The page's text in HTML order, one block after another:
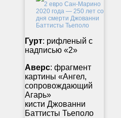
Гурт: рифленый с
надписью «2»
Аверс: фрагмент
картины «Ангел,
сопровождающий
Агарь»
кисти Джованни
Баттисты Тьеполо